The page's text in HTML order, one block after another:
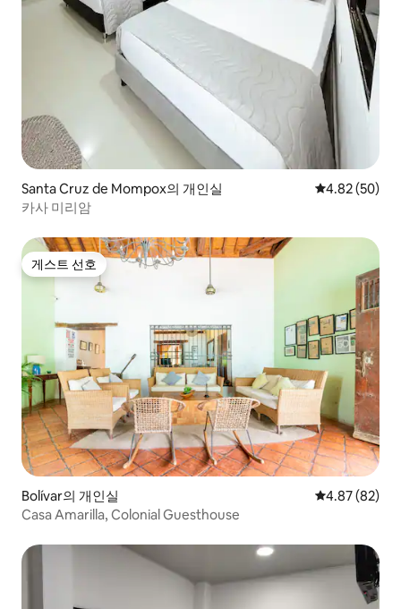
Santa Cruz de Mompox의 개인실 평점 4.82점(5
4.82 (50)
카사 미리암
게스트 선호
게스트 선호
Bolívar의 개인실 평점 4.87점(5
4.87 (82)
Casa Amarilla, Colonial Guesthouse